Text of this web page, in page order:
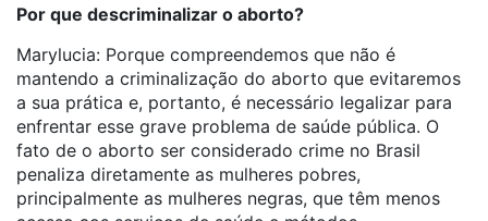
Por que descriminalizar o aborto?
Marylucia: Porque compreendemos que não é
mantendo a criminalização do aborto que evitaremos
a sua prática e, portanto, é necessário legalizar para
enfrentar esse grave problema de saúde pública. O
fato de o aborto ser considerado crime no Brasil
penaliza diretamente as mulheres pobres,
principalmente as mulheres negras, que têm menos